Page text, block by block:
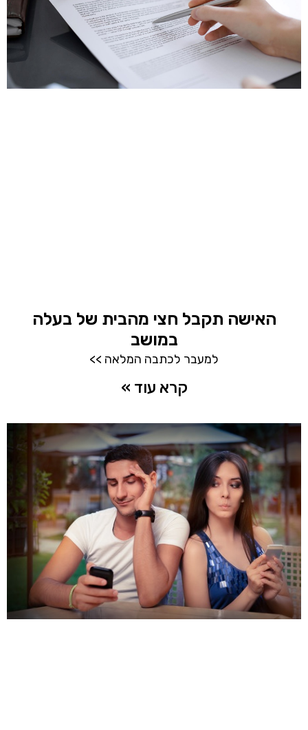
האישה תקבל חצי מהבית של בעלה
במושב
למעבר לכתבה המלאה >>
קרא עוד »